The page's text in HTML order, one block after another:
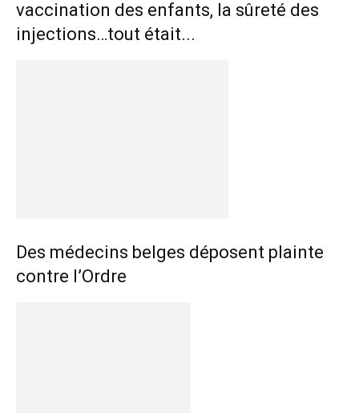
vaccination des enfants, la sûreté des
injections…tout était...
Des médecins belges déposent plainte
contre l’Ordre